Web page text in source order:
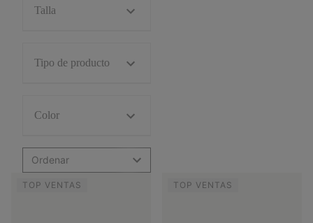
Talla
Tipo de producto
Color
Ordenar
TOP VENTAS TOP VENTAS